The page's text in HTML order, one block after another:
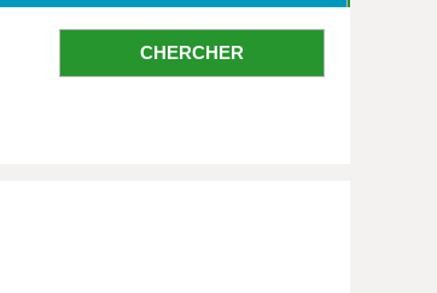
CHERCHER